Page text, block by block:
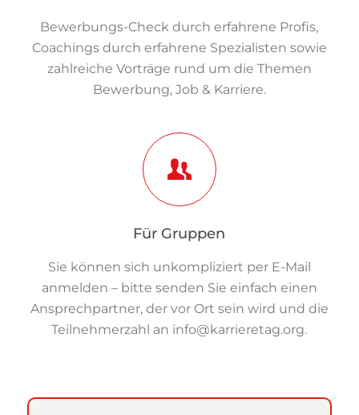
Bewerbungs-Check durch erfahrene Profis,
Coachings durch erfahrene Spezialisten sowie
zahlreiche Vorträge rund um die Themen
Bewerbung, Job & Karriere.
Für Gruppen
Sie können sich unkompliziert per E-Mail
anmelden – bitte senden Sie einfach einen
Ansprechpartner, der vor Ort sein wird und die
Teilnehmerzahl an info@karrieretag.org.